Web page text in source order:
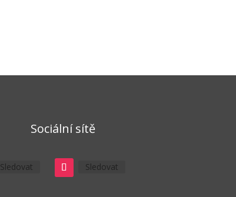
Sociální sítě
Sledovat Sledovat